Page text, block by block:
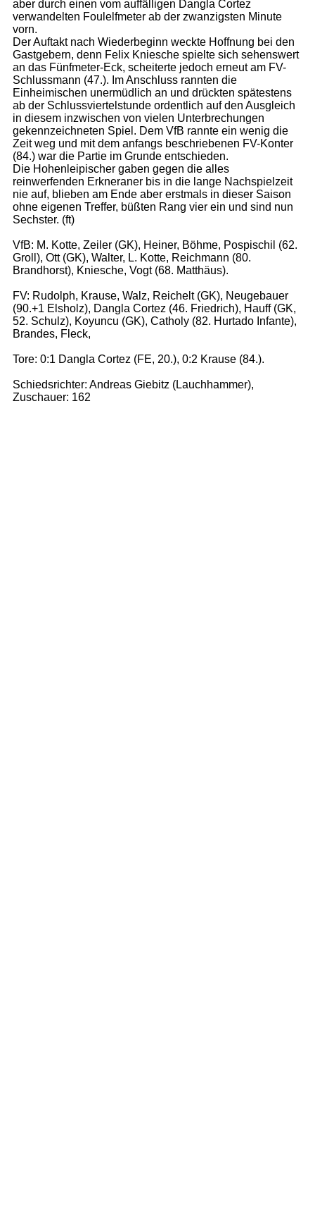
aber durch einen vom auffälligen Dangla Cortez
verwandelten Foulelfmeter ab der zwanzigsten Minute
vorn.
Der Auftakt nach Wiederbeginn weckte Hoffnung bei den
Gastgebern, denn Felix Kniesche spielte sich sehenswert
an das Fünfmeter-Eck, scheiterte jedoch erneut am FV-
Schlussmann (47.). Im Anschluss rannten die
Einheimischen unermüdlich an und drückten spätestens
ab der Schlussviertelstunde ordentlich auf den Ausgleich
in diesem inzwischen von vielen Unterbrechungen
gekennzeichneten Spiel. Dem VfB rannte ein wenig die
Zeit weg und mit dem anfangs beschriebenen FV-Konter
(84.) war die Partie im Grunde entschieden.
Die Hohenleipischer gaben gegen die alles
reinwerfenden Erkneraner bis in die lange Nachspielzeit
nie auf, blieben am Ende aber erstmals in dieser Saison
ohne eigenen Treffer, büßten Rang vier ein und sind nun
Sechster. (ft)
VfB: M. Kotte, Zeiler (GK), Heiner, Böhme, Pospischil (62.
Groll), Ott (GK), Walter, L. Kotte, Reichmann (80.
Brandhorst), Kniesche, Vogt (68. Matthäus).
FV: Rudolph, Krause, Walz, Reichelt (GK), Neugebauer
(90.+1 Elsholz), Dangla Cortez (46. Friedrich), Hauff (GK,
52. Schulz), Koyuncu (GK), Catholy (82. Hurtado Infante),
Brandes, Fleck,
Tore: 0:1 Dangla Cortez (FE, 20.), 0:2 Krause (84.).
Schiedsrichter: Andreas Giebitz (Lauchhammer),
Zuschauer: 162